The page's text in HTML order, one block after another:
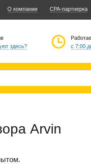
О компании CPA-партнерка
с 7:00
здесь?
Arvin